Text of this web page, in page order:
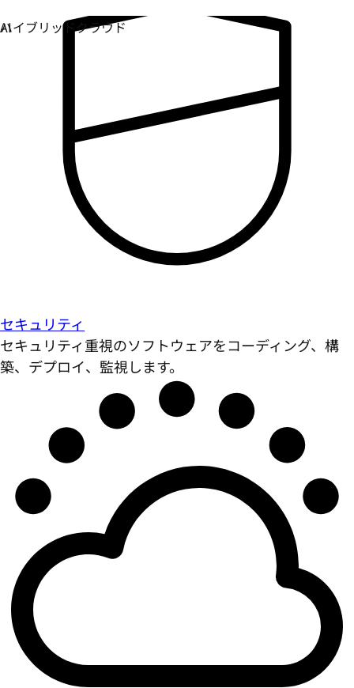
セキュリティ
セキュリティ重視のソフトウェアをコーディング、構
築、デプロイ、監視します。